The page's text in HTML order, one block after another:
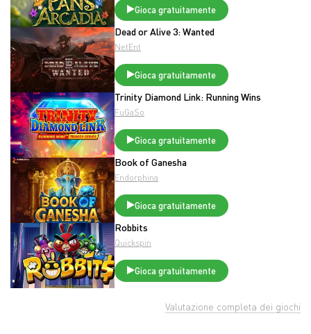
Gioca gratuitamente
Dead or Alive 3: Wanted
NetEnt
Gioca gratuitamente
Trinity Diamond Link: Running Wins
FuGaSo
Gioca gratuitamente
Book of Ganesha
Endorphina
Gioca gratuitamente
Robbits
Quickspin
Gioca gratuitamente
Valutazione completa dei giochi